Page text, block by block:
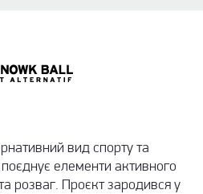
вид спорту та
елементи активного
розваг. Проєкт зародився у